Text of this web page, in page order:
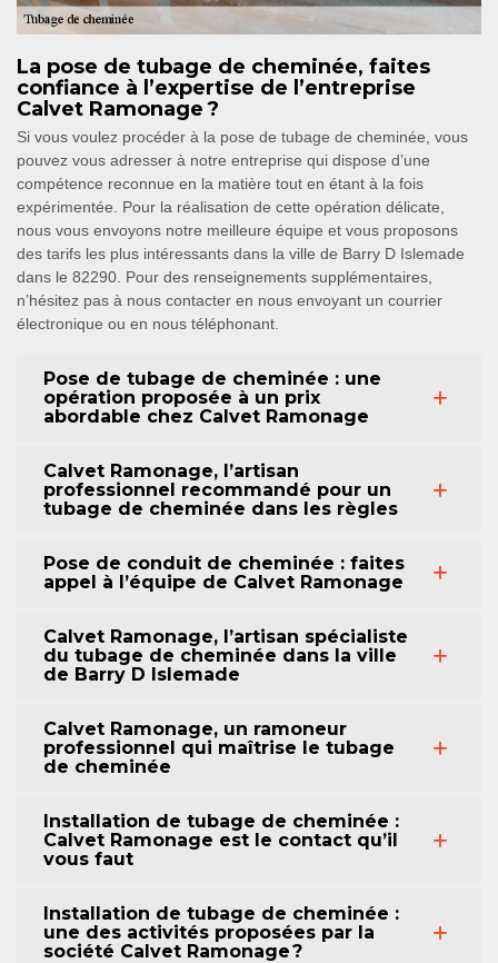
La pose de tubage de cheminée, faites
confiance à l’expertise de l’entreprise
Calvet Ramonage ?
Si vous voulez procéder à la pose de tubage de cheminée, vous
pouvez vous adresser à notre entreprise qui dispose d’une
compétence reconnue en la matière tout en étant à la fois
expérimentée. Pour la réalisation de cette opération délicate,
nous vous envoyons notre meilleure équipe et vous proposons
des tarifs les plus intéressants dans la ville de Barry D Islemade
dans le 82290. Pour des renseignements supplémentaires,
n’hésitez pas à nous contacter en nous envoyant un courrier
électronique ou en nous téléphonant.
Pose de tubage de cheminée : une
opération proposée à un prix
abordable chez Calvet Ramonage
Calvet Ramonage, l’artisan
professionnel recommandé pour un
tubage de cheminée dans les règles
Pose de conduit de cheminée : faites
appel à l’équipe de Calvet Ramonage
Calvet Ramonage, l’artisan spécialiste
du tubage de cheminée dans la ville
de Barry D Islemade
Calvet Ramonage, un ramoneur
professionnel qui maîtrise le tubage
de cheminée
Installation de tubage de cheminée :
Calvet Ramonage est le contact qu’il
vous faut
Installation de tubage de cheminée :
une des activités proposées par la
société Calvet Ramonage ?